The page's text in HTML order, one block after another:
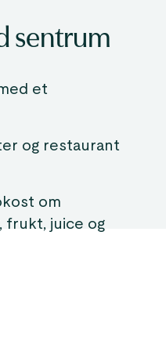
sentrum
et
og restaurant
om
frukt, juice og